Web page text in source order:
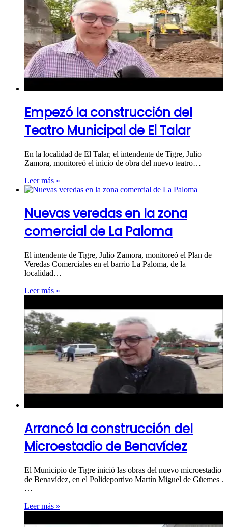
Empezó la construcción del
Teatro Municipal de El Talar
En la localidad de El Talar, el intendente de Tigre, Julio
Zamora, monitoreó el inicio de obra del nuevo teatro…
Leer más »
Nuevas veredas en la zona
comercial de La Paloma
El intendente de Tigre, Julio Zamora, monitoreó el Plan de
Veredas Comerciales en el barrio La Paloma, de la
localidad…
Leer más »
Arrancó la construcción del
Microestadio de Benavídez
El Municipio de Tigre inició las obras del nuevo microestadio
de Benavídez, en el Polideportivo Martín Miguel de Güemes .
…
Leer más »